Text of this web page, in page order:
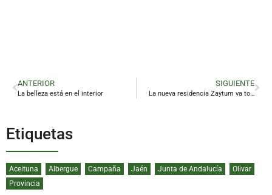
ANTERIOR
La belleza está en el interior
SIGUIENTE
La nueva residencia Zaytum va tomando forma
Etiquetas
Aceituna Albergue Campaña Jaén Junta de Andalucía
Olivar
Provincia